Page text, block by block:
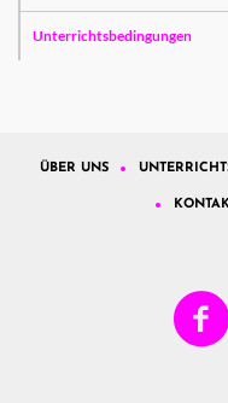
Unterrichtsbedingungen
ÜBER UNS